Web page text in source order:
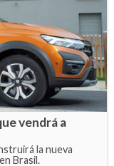
vendrá a
la nueva
Brasil.